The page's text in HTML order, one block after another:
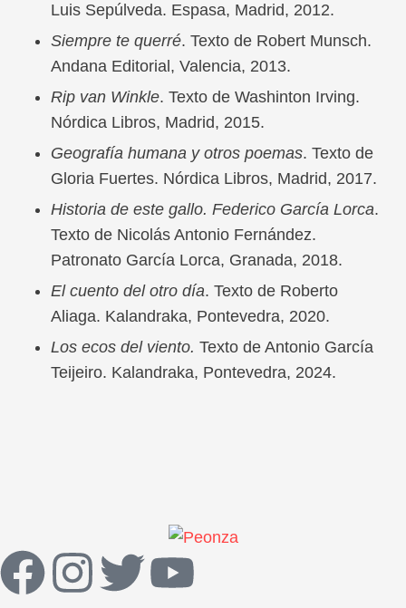
Luis Sepúlveda. Espasa, Madrid, 2012.
Siempre te querré. Texto de Robert Munsch.
Andana Editorial, Valencia, 2013.
Rip van Winkle. Texto de Washinton Irving.
Nórdica Libros, Madrid, 2015.
Geografía humana y otros poemas. Texto de
Gloria Fuertes. Nórdica Libros, Madrid, 2017.
Historia de este gallo. Federico García Lorca.
Texto de Nicolás Antonio Fernández.
Patronato García Lorca, Granada, 2018.
El cuento del otro día. Texto de Roberto
Aliaga. Kalandraka, Pontevedra, 2020.
Los ecos del viento. Texto de Antonio García
Teijeiro. Kalandraka, Pontevedra, 2024.